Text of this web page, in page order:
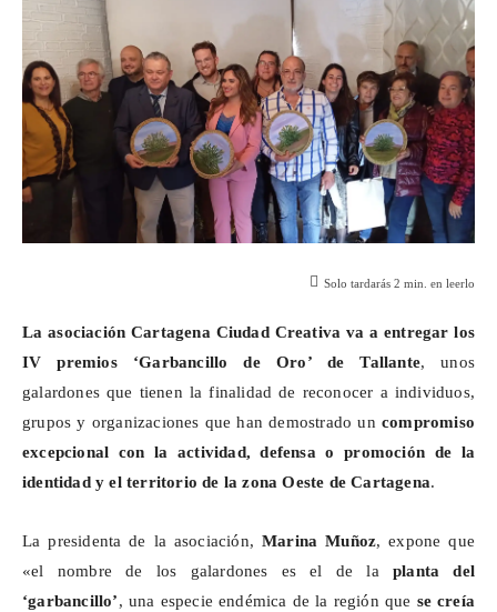
Solo tardarás 2 min. en leerlo
La asociación Cartagena Ciudad Creativa va a entregar los
IV premios ‘Garbancillo de Oro’ de Tallante, unos
galardones que tienen la finalidad de reconocer a individuos,
grupos y organizaciones que han demostrado un compromiso
excepcional con la actividad, defensa o promoción de la
identidad y el territorio de la zona Oeste de Cartagena.
La presidenta de la asociación,Marina Muñoz, expone que
«el nombre de los galardones es el de laplanta del
‘garbancillo’, una especie endémica de la región que se creía